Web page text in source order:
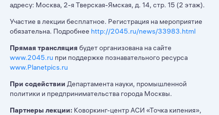
адресу: Москва, 2-я Тверская-Ямская, д. 14, стр. 15 (2 этаж).
Участие в лекции бесплатное. Регистрация на мероприятие
обязательна. Подробнее http://2045.ru/news/33983.html
Прямая трансляция будет организована на сайте
www.2045.ru при поддержке познавательного ресурса
www.Planetpics.ru
При содействии Департамента науки, промышленной
политики и предпринимательства города Москвы.
Партнеры лекции: Коворкинг-центр АСИ «Точка кипения»,